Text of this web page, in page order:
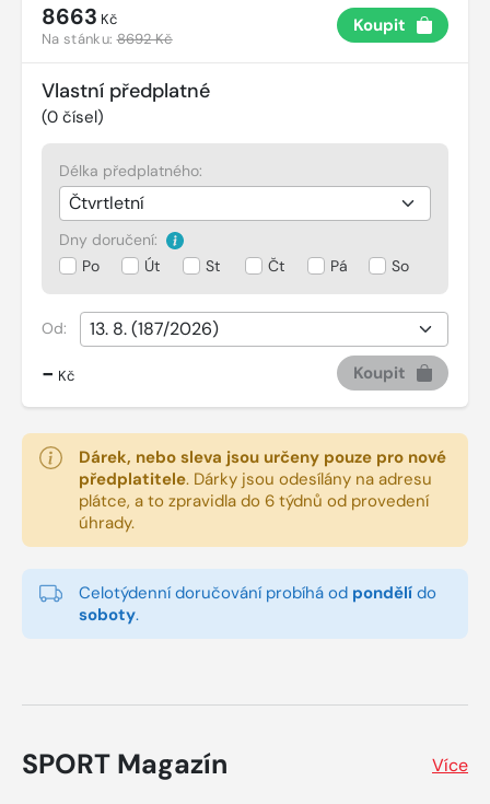
8663 Kč
Na stánku:8692 Kč
Koupit
Vlastní předplatné
(0 čísel)
Délka předplatného:
Dny doručení:
Po
Út St Čt Pá So
Od:
- Kč Koupit
Dárek, nebo sleva jsou určeny pouze pro nové
předplatitele. Dárky jsou odesílány na adresu
plátce, a to zpravidla do 6 týdnů od provedení
úhrady.
Celotýdenní doručování probíhá od pondělí do
soboty.
SPORT Magazín Více